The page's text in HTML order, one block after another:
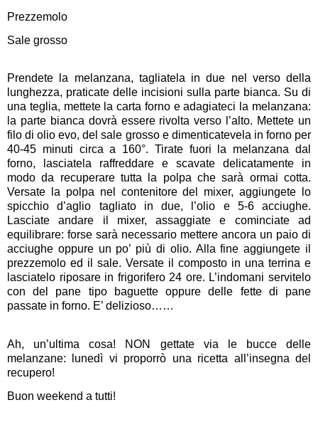
Prezzemolo
Sale grosso
Prendete la melanzana, tagliatela in due nel verso della
lunghezza, praticate delle incisioni sulla parte bianca. Su di
una teglia, mettete la carta forno e adagiateci la melanzana:
la parte bianca dovrà essere rivolta verso l’alto. Mettete un
filo di olio evo, del sale grosso e dimenticatevela in forno per
40-45 minuti circa a 160°. Tirate fuori la melanzana dal
forno, lasciatela raffreddare e scavate delicatamente in
modo da recuperare tutta la polpa che sarà ormai cotta.
Versate la polpa nel contenitore del mixer, aggiungete lo
spicchio d’aglio tagliato in due, l’olio e 5-6 acciughe.
Lasciate andare il mixer, assaggiate e cominciate ad
equilibrare: forse sarà necessario mettere ancora un paio di
acciughe oppure un po’ più di olio. Alla fine aggiungete il
prezzemolo ed il sale. Versate il composto in una terrina e
lasciatelo riposare in frigorifero 24 ore. L’indomani servitelo
con del pane tipo baguette oppure delle fette di pane
passate in forno. E’ delizioso……
Ah, un’ultima cosa! NON gettate via le bucce delle
melanzane: lunedì vi proporrò una ricetta all’insegna del
recupero!
Buon weekend a tutti!